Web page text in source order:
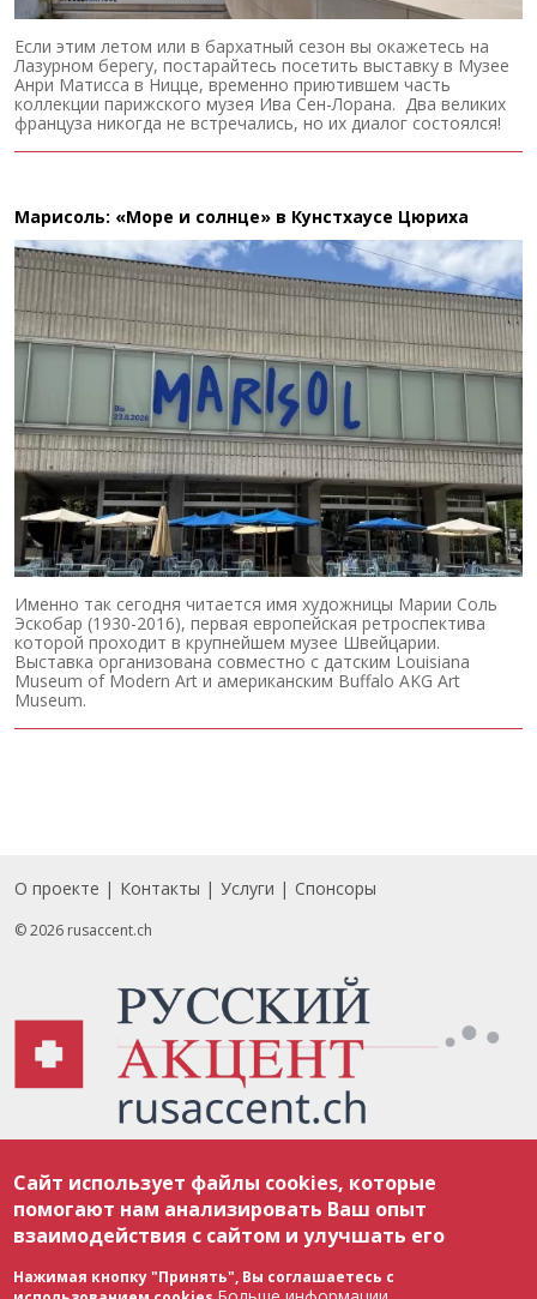
Если этим летом или в бархатный сезон вы окажетесь на
Лазурном берегу, постарайтесь посетить выставку в Музее
Анри Матисса в Ницце, временно приютившем часть
коллекции парижского музея Ива Сен-Лорана. Два великих
француза никогда не встречались, но их диалог состоялся!
Марисоль: «Море и солнце» в Кунстхаусе Цюриха
Именно так сегодня читается имя художницы Марии Соль
Эскобар (1930-2016), первая европейская ретроспектива
которой проходит в крупнейшем музее Швейцарии.
Выставка организована совместно с датским Louisiana
Museum of Modern Art и американским Buffalo AKG Art
Museum.
Footer
О проекте Контакты Услуги Спонсоры
© 2026 rusaccent.ch
соответствии с законодательством Швейцарии об авторском праве и
международными соглашениями. Полное или частичное использование
материалов возможно только с разрешения редакции. В случае полного
или частичного воспроизведения материалов сайта rusaccent.ch,
ОБЯЗАТЕЛЬНА АКТИВНАЯ ГИПЕРССЫЛКА на конкретный заимствованный
текст. Фотоизображения, размещенные редакцией rusaccent.ch, являются
ее исключительной собственностью. Полное или частичное
Сайт использует файлы cookies, которые
помогают нам анализировать Ваш опыт
взаимодействия с сайтом и улучшать его
Нажимая кнопку "Принять", Вы соглашаетесь с